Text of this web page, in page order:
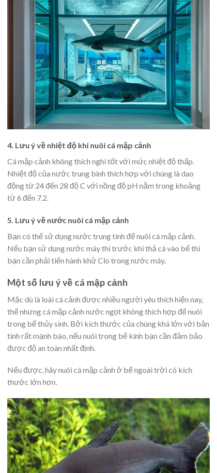
4. Lưu ý về nhiệt độ khi nuôi cá mập cảnh
Cá mập cảnh không thích nghi tốt với mức nhiệt độ thấp.
Nhiệt độ của nước trung bình thích hợp với chúng là dao
động từ 24 đến 28 độ C với nồng độ pH nằm trong khoảng
từ 6 đến 7.2.
5. Lưu ý về nước nuôi cá mập cảnh
Bạn có thể sử dụng nước trung tính để nuôi cá mập cảnh.
Nếu bạn sử dụng nước máy thì trước khi thả cá vào bể thì
bạn cần phải tiến hành khử Clo trong nước máy.
Một số lưu ý về cá mập cảnh
Mặc dù là loài cá cảnh được nhiều người yêu thích hiện nay,
thế nhưng cá mập cảnh nước ngọt không thích hợp để nuôi
trong bể thủy sinh. Bởi kích thước của chúng khá lớn với bản
tính rất mạnh bạo, nếu nuôi trong bể kính bạn cần đảm bảo
được độ an toàn nhất định.
Nếu được, hãy nuôi cá mập cảnh ở bể ngoài trời có kích
thước lớn hơn.